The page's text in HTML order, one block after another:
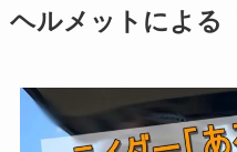
ヘルメットによる